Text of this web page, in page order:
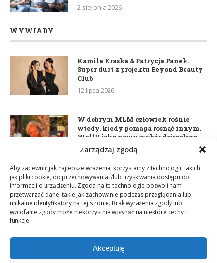
Zarządzaj zgodą
Aby zapewnić jak najlepsze wrażenia, korzystamy z technologii, takich
jak pliki cookie, do przechowywania i/lub uzyskiwania dostępu do
informacji o urządzeniu. Zgoda na te technologie pozwoli nam
przetwarzać dane, takie jak zachowanie podczas przeglądania lub
unikalne identyfikatory na tej stronie. Brak wyrażenia zgody lub
wycofanie zgody może niekorzystnie wpłynąć na niektóre cechy i
funkcje.
Akceptuję
2 sierpnia 2026
WYWIADY
Kamila Kraska & Patrycja Panek.
Super duet z projektu Beyond Beauty
Club
12 lipca 2026
W dobrym MLM człowiek rośnie
wtedy, kiedy pomaga rosnąć innym.
WellU jako nowy wybór dojrzałego
lidera
Daria Dudzik. Kocham Cię
17 kwietnia 2026